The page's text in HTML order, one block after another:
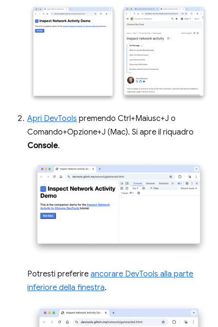
Apri DevTools premendo Ctrl+Maiusc+J o
Comando+Opzione+J (Mac). Si apre il riquadro
Console.
Potresti preferire ancorare DevTools alla parte
inferiore della finestra.